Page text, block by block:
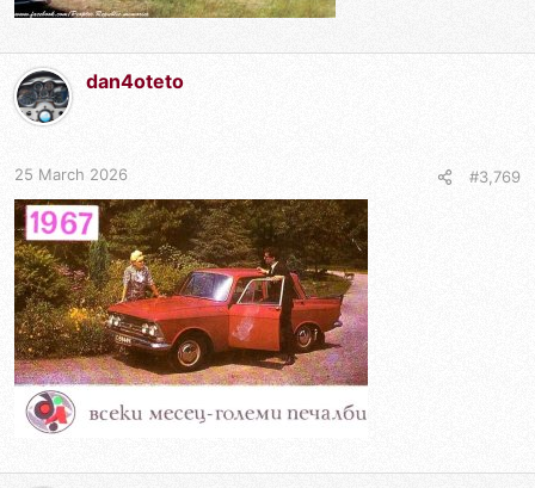
dan4oteto
25 March 2026 #3,769